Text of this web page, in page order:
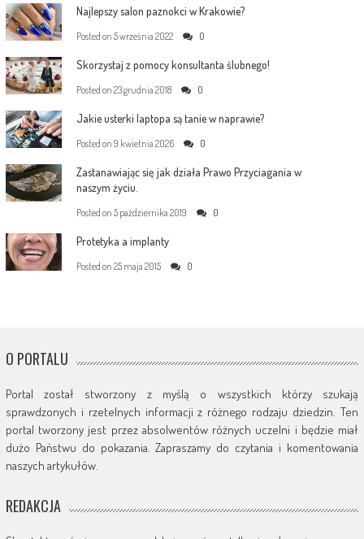
Najlepszy salon paznokci w Krakowie?
Posted on 5 września 2022 0
Skorzystaj z pomocy konsultanta ślubnego!
Posted on 23 grudnia 2018 0
Jakie usterki laptopa są tanie w naprawie?
Posted on 9 kwietnia 2026 0
Zastanawiając się jak działa Prawo Przyciagania w
naszym życiu.
Posted on 5 października 2019 0
Protetyka a implanty
Posted on 25 maja 2015 0
O PORTALU
Portal został stworzony z myślą o wszystkich którzy szukają
sprawdzonych i rzetelnych informacji z różnego rodzaju dziedzin. Ten
portal tworzony jest przez absolwentów różnych uczelni i będzie miał
dużo Państwu do pokazania. Zapraszamy do czytania i komentowania
naszych artykułów.
REDAKCJA